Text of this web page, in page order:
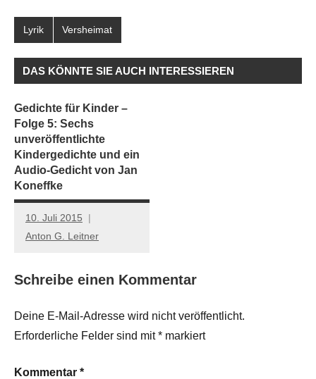
Lyrik Versheimat
DAS KÖNNTE SIE AUCH INTERESSIEREN
Gedichte für Kinder –
Folge 5: Sechs
unveröffentlichte
Kindergedichte und ein
Audio-Gedicht von Jan
Koneffke
10. Juli 2015
Anton G. Leitner
Schreibe einen Kommentar
Deine E-Mail-Adresse wird nicht veröffentlicht.
Erforderliche Felder sind mit* markiert
Kommentar *